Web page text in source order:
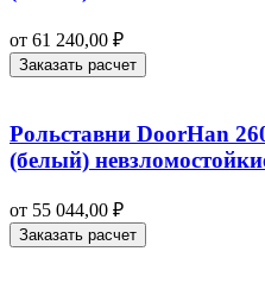
от 61 240,00 ₽
Заказать расчет
Рольставни DoorHan
(белый)
от 55 044,00 ₽
Заказать расчет